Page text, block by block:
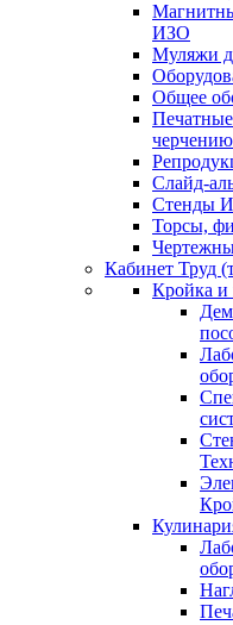
ИЗО
Муляжи
Общее
Слайд-
Стенды
Торсы,
Кабинет Труд
Кройка и